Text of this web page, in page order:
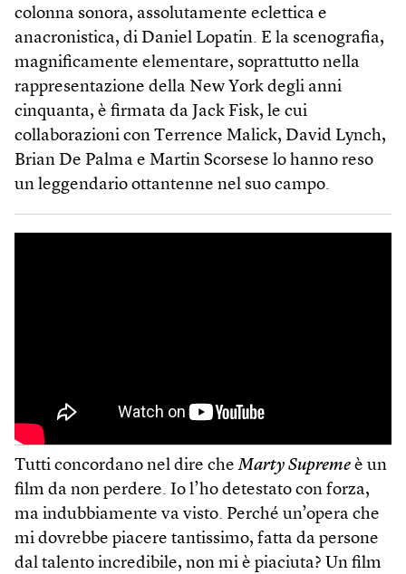
colonna sonora, assolutamente eclettica e
anacronistica, di Daniel Lopatin. E la scenografia,
magnificamente elementare, soprattutto nella
rappresentazione della New York degli anni
cinquanta, è firmata da Jack Fisk, le cui
collaborazioni con Terrence Malick, David Lynch,
Brian De Palma e Martin Scorsese lo hanno reso
un leggendario ottantenne nel suo campo.
Tutti concordano nel dire cheMarty Supreme è un
film da non perdere. Io l’ho detestato con forza,
ma indubbiamente va visto. Perché un’opera che
mi dovrebbe piacere tantissimo, fatta da persone
dal talento incredibile, non mi è piaciuta? Un film